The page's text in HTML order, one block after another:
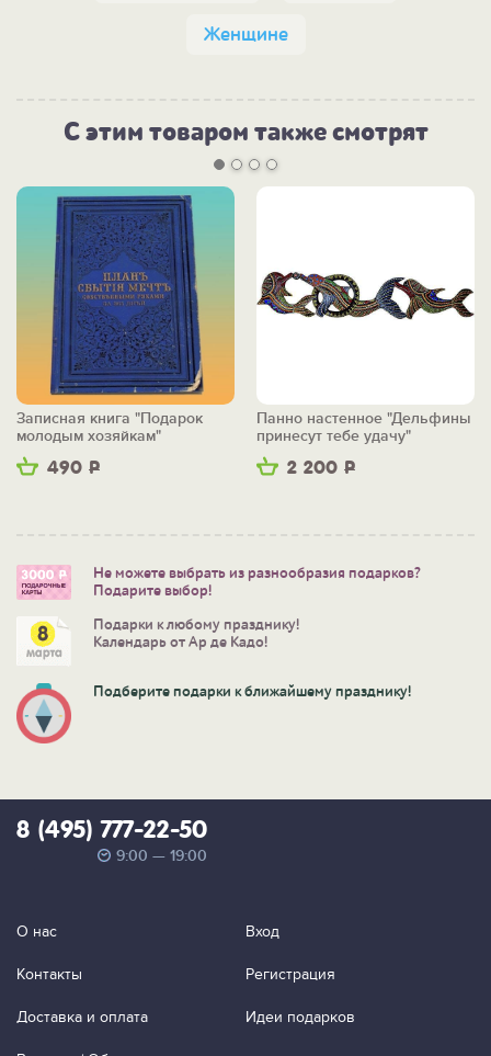
Женщине
С этим товаром также смотрят
490 Р
Записная книга "Подарок
молодым хозяйкам"
2 200 Р
Панно настенное "Дельфины
принесут тебе удачу"
Не можете выбрать из разнообразия подарков?
Подарите выбор!
Подарки к любому празднику!
Календарь от Ар де Кадо!
Подберите подарки к ближайшему празднику!
8 (495) 777-22-50
9:00 — 19:00
О нас
Контакты
Доставка и оплата
Вход
Регистрация
Идеи подарков